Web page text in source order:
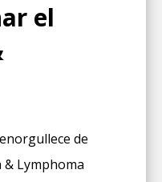
el
de
& Lymphoma